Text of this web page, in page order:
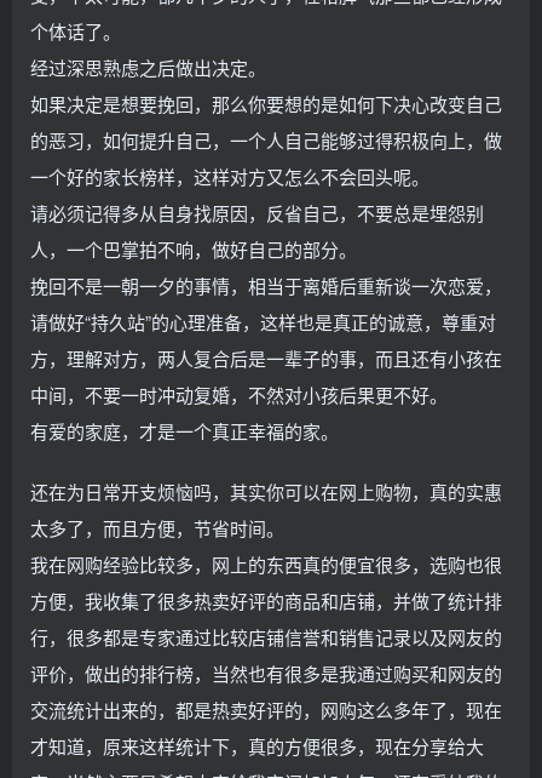
个体话了。
经过深思熟虑之后做出决定。
如果决定是想要挽回，那么你要想的是如何下决心改变自己
的恶习，如何提升自己，一个人自己能够过得积极向上，做
一个好的家长榜样，这样对方又怎么不会回头呢。
请必须记得多从自身找原因，反省自己，不要总是埋怨别
人，一个巴掌拍不响，做好自己的部分。
挽回不是一朝一夕的事情，相当于离婚后重新谈一次恋爱，
请做好“持久站”的心理准备，这样也是真正的诚意，尊重对
方，理解对方，两人复合后是一辈子的事，而且还有小孩在
中间，不要一时冲动复婚，不然对小孩后果更不好。
有爱的家庭，才是一个真正幸福的家。
还在为日常开支烦恼吗，其实你可以在网上购物，真的实惠
太多了，而且方便，节省时间。
我在网购经验比较多，网上的东西真的便宜很多，选购也很
方便，我收集了很多热卖好评的商品和店铺，并做了统计排
行，很多都是专家通过比较店铺信誉和销售记录以及网友的
评价，做出的排行榜，当然也有很多是我通过购买和网友的
交流统计出来的，都是热卖好评的，网购这么多年了，现在
才知道，原来这样统计下，真的方便很多，现在分享给大